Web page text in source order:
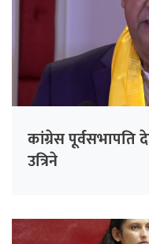
कांग्रेस पूर्वसभापति
उत्रिने